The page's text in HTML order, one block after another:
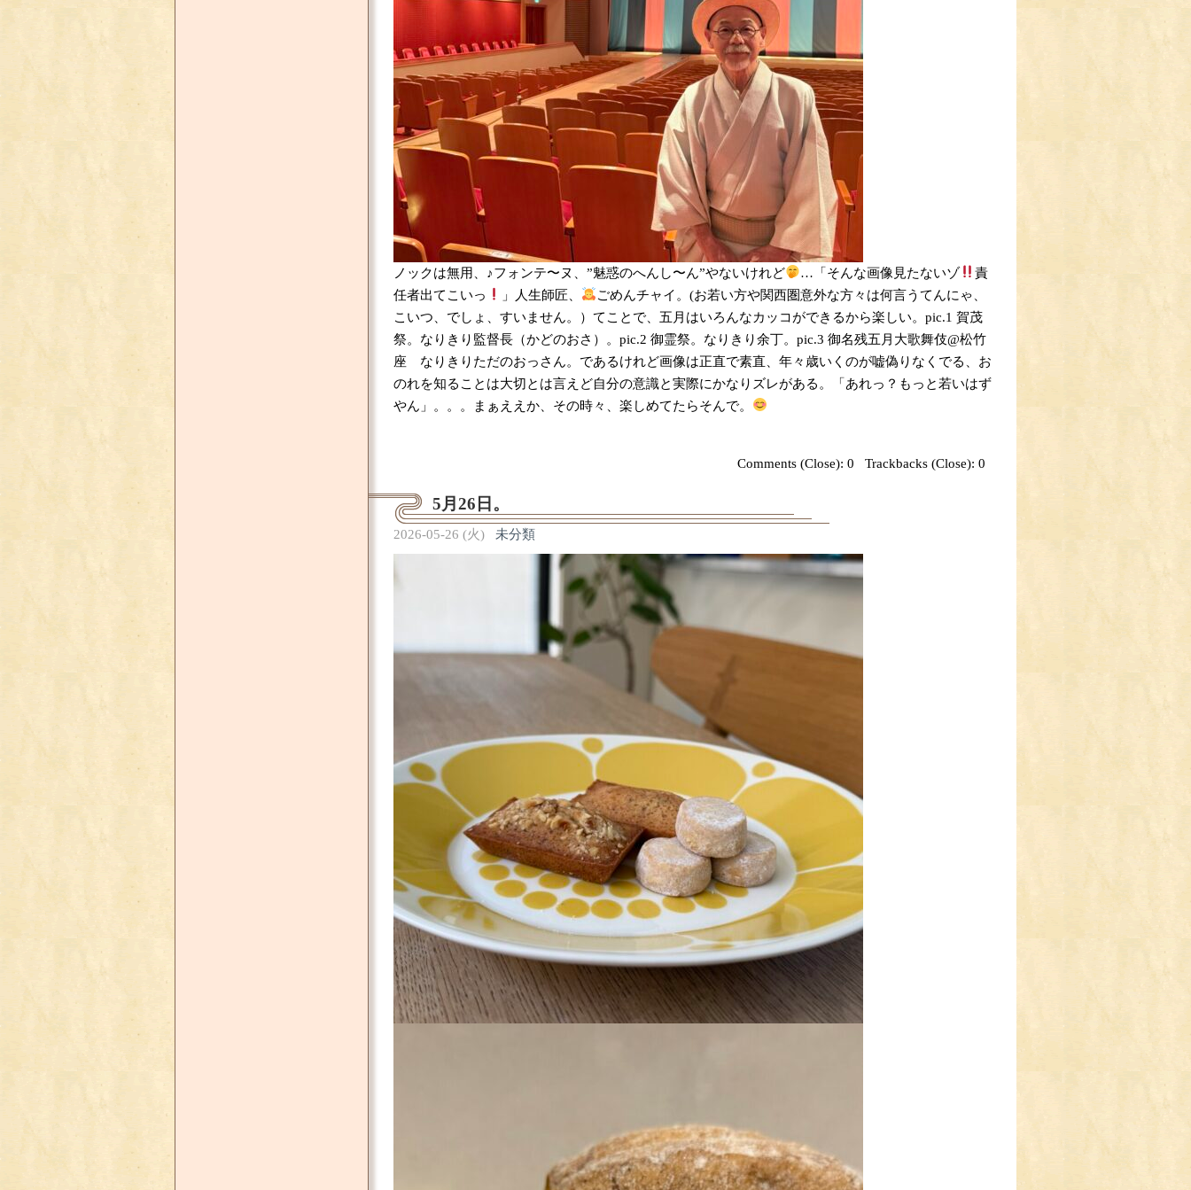
ノックは無用、♪フォンテ〜ヌ、”魅惑のへんし〜ん”やないけれど …「そんな画像見たないゾ
責
任者出てこいっ
」人生師匠、
ごめんチャイ。(お若い方や関西圏意外な方々は何言うてんにゃ、
こいつ、でしょ、すいません。）てことで、五月はいろんなカッコができるから楽しい。pic.1 賀茂
祭。なりきり監督長（かどのおさ）。pic.2 御霊祭。なりきり余丁。pic.3 御名残五月大歌舞伎@松竹
座 なりきりただのおっさん。であるけれど画像は正直で素直、年々歳いくのが嘘偽りなくでる、お
のれを知ることは大切とは言えど自分の意識と実際にかなりズレがある。「あれっ？もっと若いはず
やん」。。。まぁええか、その時々、楽しめてたらそんで。
Comments (Close): 0 Trackbacks (Close): 0
5月26日。
2026-05-26 (火) 未分類